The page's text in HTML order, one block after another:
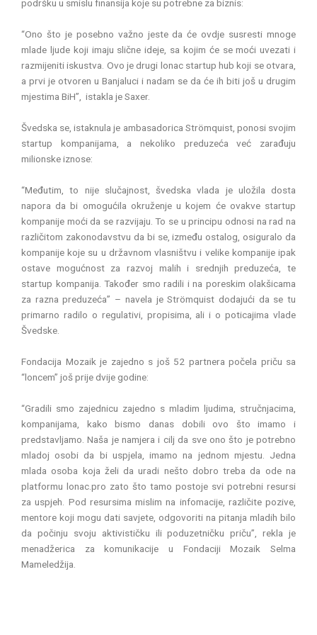
podršku u smislu finansija koje su potrebne za biznis:
“Ono što je posebno važno jeste da će ovdje susresti mnoge
mlade ljude koji imaju slične ideje, sa kojim će se moći uvezati i
razmijeniti iskustva. Ovo je drugi lonac startup hub koji se otvara,
a prvi je otvoren u Banjaluci i nadam se da će ih biti još u drugim
mjestima BiH”, istakla je Saxer.
Švedska se, istaknula je ambasadorica Strömquist, ponosi svojim
startup kompanijama, a nekoliko preduzeća već zarađuju
milionske iznose:
“Međutim, to nije slučajnost, švedska vlada je uložila dosta
napora da bi omogućila okruženje u kojem će ovakve startup
kompanije moći da se razvijaju. To se u principu odnosi na rad na
različitom zakonodavstvu da bi se, između ostalog, osiguralo da
kompanije koje su u državnom vlasništvu i velike kompanije ipak
ostave mogućnost za razvoj malih i srednjih preduzeća, te
startup kompanija. Također smo radili i na poreskim olakšicama
za razna preduzeća” – navela je Strömquist dodajući da se tu
primarno radilo o regulativi, propisima, ali i o poticajima vlade
Švedske.
Fondacija Mozaik je zajedno s još 52 partnera počela priču sa
“loncem” još prije dvije godine:
“Gradili smo zajednicu zajedno s mladim ljudima, stručnjacima,
kompanijama, kako bismo danas dobili ovo što imamo i
predstavljamo. Naša je namjera i cilj da sve ono što je potrebno
mladoj osobi da bi uspjela, imamo na jednom mjestu. Jedna
mlada osoba koja želi da uradi nešto dobro treba da ode na
platformu lonac.pro zato što tamo postoje svi potrebni resursi
za uspjeh. Pod resursima mislim na infomacije, različite pozive,
mentore koji mogu dati savjete, odgovoriti na pitanja mladih bilo
da počinju svoju aktivističku ili poduzetničku priču”, rekla je
menadžerica za komunikacije u Fondaciji Mozaik Selma
Mameledžija.